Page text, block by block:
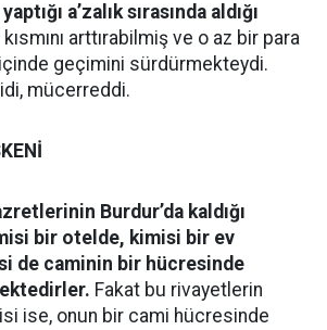
a’zalık sırasında aldığı
arttırabilmiş ve o az bir para
geçimini sürdürmekteydi.
mücerreddi.
Burdur’da kaldığı
bir otelde, kimisi bir ev
de caminin bir hücresinde
Fakat bu rivayetlerin
ise, onun bir cami hücresinde